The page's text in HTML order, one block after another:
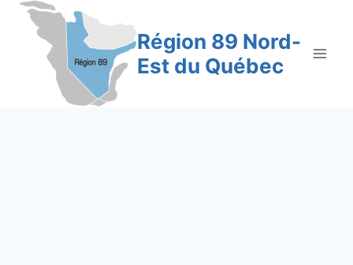
Aller
contenu
Région 89 Nord-
Est du Québec